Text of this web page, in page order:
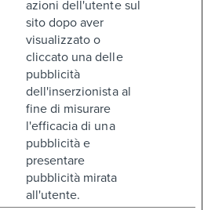
azioni dell'utente sul
sito dopo aver
visualizzato o
cliccato una delle
pubblicità
dell'inserzionista al
fine di misurare
l'efficacia di una
pubblicità e
presentare
pubblicità mirata
all'utente.